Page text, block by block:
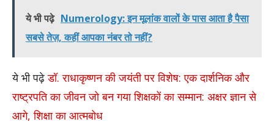
ये भी पढ़े Numerology: इन मूलांक वालों के पास आता है पैसा
सबसे तेज़, कहीं आपका नंबर तो नहीं?
ये भी पढ़ेडॉ. राधाकृष्णन की जयंती पर विशेष: एक दार्शनिक और
राष्ट्रपति का जीवन जो बन गया शिक्षकों का सम्मान: अक्षर ज्ञान से
आगे, शिक्षा का आत्मबोध